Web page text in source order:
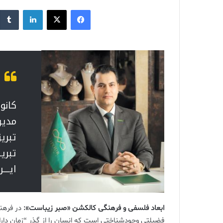
فیس بوک X لینکدین
ابعاد فلسفی و فرهنگی کالکشن «صبر زیباست»: در
فضیلتی وجودشناختی است که انسان را از گذر “زمان